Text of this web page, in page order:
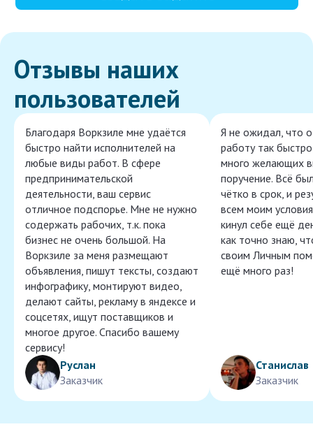
Отзывы наших
пользователей
Благодаря Воркзиле мне удаётся
быстро найти исполнителей на
любые виды работ. В сфере
предпринимательской
деятельности, ваш сервис
отличное подспорье. Мне не нужно
содержать рабочих, т.к. пока
бизнес не очень большой. На
Воркзиле за меня размещают
объявления, пишут тексты, создают
инфографику, монтируют видео,
делают сайты, рекламу в яндексе и
соцсетях, ищут поставщиков и
многое другое. Спасибо вашему
сервису!
Руслан
Заказчик
Я не ожидал, что
работу так
много желающих
поручение. Всё
чётко в срок, и
всем моим
кинул себе ещё
как точно знаю,
своим Личным
ещё много раз!
Станислав
Заказчик